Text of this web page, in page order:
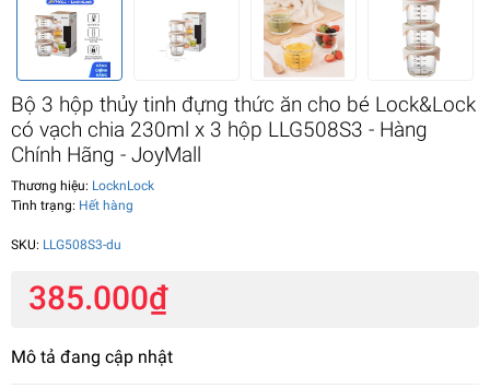
Bộ 3 hộp thủy tinh đựng thức ăn cho bé Lock&Lock
có vạch chia 230ml x 3 hộp LLG508S3 - Hàng
Chính Hãng - JoyMall
Thương hiệu: LocknLock
Tình trạng: Hết hàng
SKU: LLG508S3-du
385.000₫
Mô tả đang cập nhật